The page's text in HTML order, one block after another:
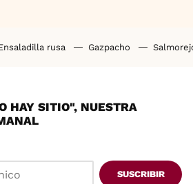
rusa Gazpacho
HAY SITIO", NUESTRA
SUSCRIBIR